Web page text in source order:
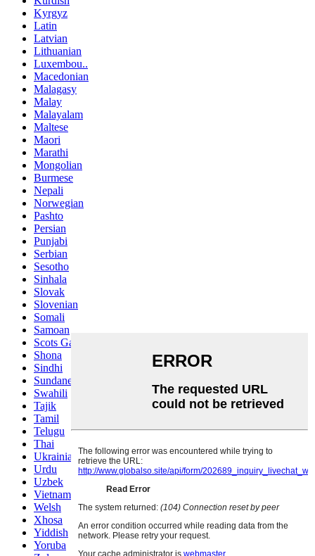
Kyrgyz
Latin
Latvian
Lithuanian
Luxembou..
Macedonian
Malagasy
Malay
Malayalam
Maltese
Maori
Marathi
Mongolian
Burmese
Nepali
Norwegian
Pashto
Persian
Punjabi
Serbian
Sesotho
Sinhala
Slovak
Slovenian
Somali
Samoan
Scots Gaelic
Shona
Sindhi
Sundanese
Swahili
Tajik
Tamil
Telugu
Thai
Ukrainian
Urdu
Uzbek
Vietnamese
Welsh
Xhosa
Yiddish
Yoruba